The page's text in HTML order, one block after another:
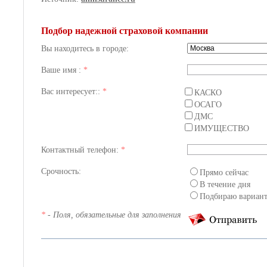
Подбор надежной страховой компании
Вы находитесь в городе:
Ваше имя : *
Вас интересует:: *
КАСКО
ОСАГО
ДМС
ИМУЩЕСТВО
Контактный телефон: *
Срочность:
Прямо сейчас
В течение дня
Подбираю
* - Поля, обязательные для заполнения